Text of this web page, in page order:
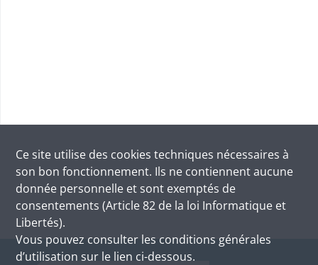
Ce site utilise des cookies techniques nécessaires à
son bon fonctionnement. Ils ne contiennent aucune
donnée personnelle et sont exemptés de
consentements (Article 82 de la loi Informatique et
Libertés).
Vous pouvez consulter les conditions générales
d’utilisation sur le lien ci-dessous.